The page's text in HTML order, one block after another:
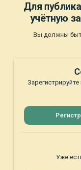
Для
учётную
Вы должны
Уже